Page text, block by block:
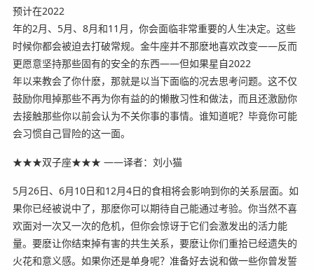
预计在2022
年的2月、5月、8月和11月，你会面临非常重要的人生决定。这些
时候你都会被迫去打破常规。金牛座并不那麽地喜欢改变——反而
更愿意坚持那些固有的安全的东西——但如果星自2022
年以来教会了你什麽，那就是以当下面临的况去思考问题。这不仅
鼓励你甩掉那些不再为你有益的的懒散习性和做法，而且还激励你
去接触那些你以前会认为不关你事的事情。谁知道呢？毕竟你可能
会习惯自己冒险的这一面。
★★★双子座★★★ ——译者：刘小猫
5月26日、6月10日和12月4日的食相将会影响到你的关系层面。如
果你已经被说中了，那麽你可以期待自己能通过考验。你当然不喜
欢面对一次又一次的危机，但你会惊讶于它们会激发出的活力能
量。要麽让你结束掉有害的共生关系，要麽让你们重拾已经遗失的
火花和意义感。如果你还是单身呢？准备好去说和做一些你曾发誓